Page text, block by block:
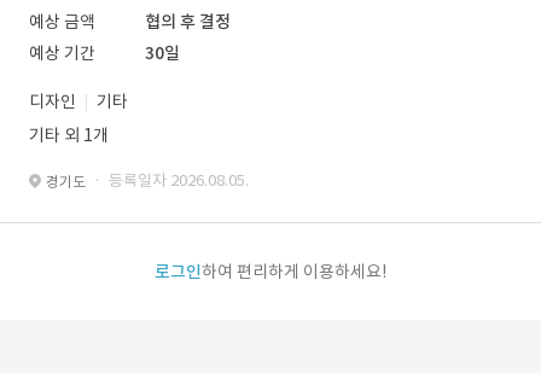
예상 금액
협의 후 결정
예상 기간
30일
디자인
기타
기타 외 1개
경기도 · 등록일자 2026.08.05.
로그인하여 편리하게 이용하세요!